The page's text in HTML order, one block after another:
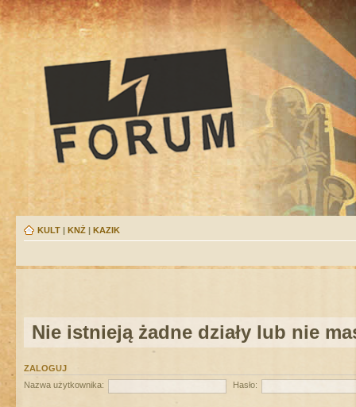
KULT | KNŻ | KAZIK
Nie istnieją żadne działy lub nie
ZALOGUJ
Nazwa użytkownika:
Hasło: